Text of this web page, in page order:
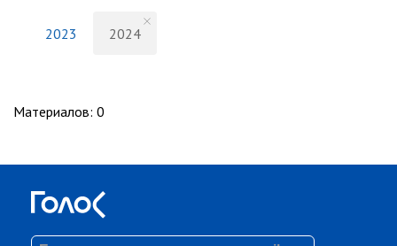
2023 2024
Материалов: 0